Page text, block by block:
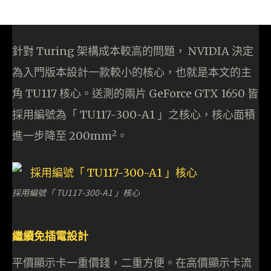
針對 Turing 架構成本較高的問題， NVIDIA 決定
為入門版本設計一款較小的核心，也就是本文的主
角 TU117 核心。送測的兩片 GeForce GTX 1650 皆
採用編號為「 TU117-300-A1 」之核心，核心面積
進一步降至 200mm2 。
採用編號「 TU117-300-A1 」核心
繼續免插電設計
平價顯示卡一重價錢，二重方便。在高價顯示卡流